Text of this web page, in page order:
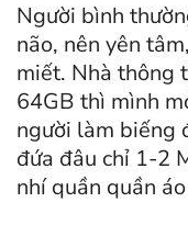
Người bình
não, nên yên
miết. Nhà thông
64GB thì mình
người làm biếng
đứa đâu chỉ 1-2
nhí quần quần